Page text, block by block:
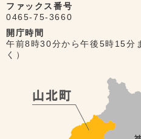
ファックス番号
0465-75-3660
開庁時間
午前8時30分から午後5時15分
く）